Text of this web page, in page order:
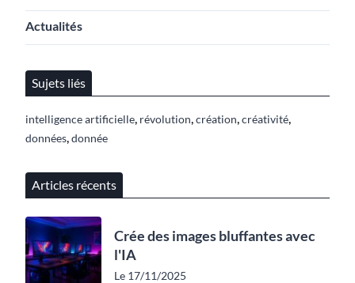
Actualités
Sujets liés
intelligence artificielle révolution création créativité
données donnée
Articles récents
Crée des images bluffantes avec
l'IA
Le 17/11/2025